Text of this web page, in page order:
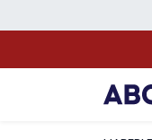
Yazarlar
Nöbetçi